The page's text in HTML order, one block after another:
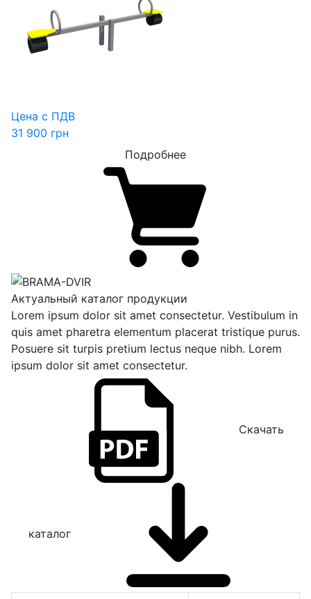
Цена с ПДВ
31 900 грн
Подробнее
Актуальный каталог продукции
Lorem ipsum dolor sit amet consectetur. Vestibulum in
quis amet pharetra elementum placerat tristique purus.
Posuere sit turpis pretium lectus neque nibh. Lorem
ipsum dolor sit amet consectetur.
Скачать
каталог